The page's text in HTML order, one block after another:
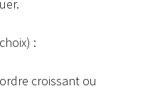
:
croissant ou